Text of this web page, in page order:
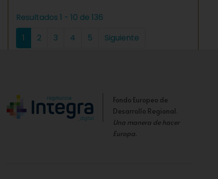
Resultados 1 - 10 de 136
1
2 3 4 5 Siguiente
Fondo Europeo de
Desarrollo Regional.
Una manera de hacer
Europa.